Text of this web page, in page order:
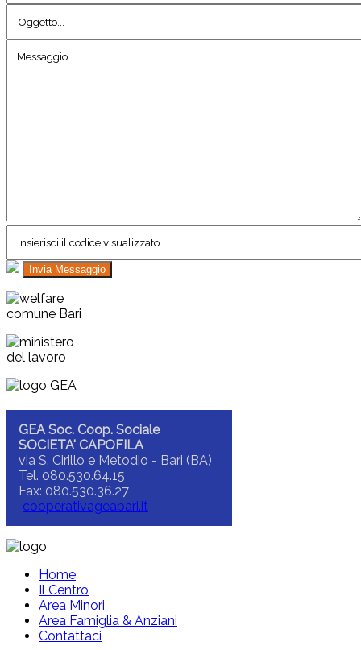
Invia Messaggio
GEA Soc. Coop. Sociale
SOCIETA' CAPOFILA
via S. Cirillo e Metodio - Bari (BA)
Tel. 080.530.64.15
Fax: 080.530.36.27
cooperativageabari.it
Home
Il Centro
Area Minori
Area Famiglia & Anziani
Contattaci